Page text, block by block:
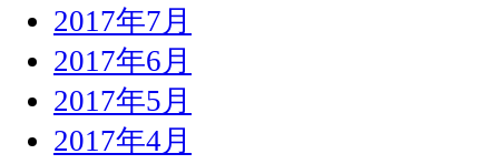
2017年7月
2017年6月
2017年5月
2017年4月